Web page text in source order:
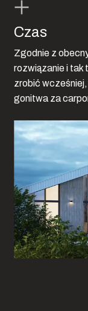
Czas
Zgodnie z
rozwiązanie i
zrobić
gonitwa za